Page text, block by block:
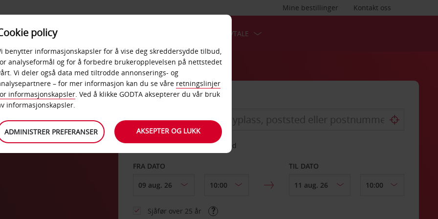
Kontakt oss
Mine bestillinger
PRODUKTER BEDRIFTSAVTALE
HENT FRA
Velg et annet leveringssted
FRA DATO TIL DATO
Sjåfør over 25 år
policy
benytter informasjonskapsler for å vise deg skreddersydde tilbud,
analyseformål og for å forbedre brukeropplevelsen på nettstedet
Vi deler også data med tiltrodde annonserings- og
– for mer informasjon kan du se våre retningslinjer
informasjonskapsler. Ved å klikke GODTA aksepterer du vår bruk
informasjonskapsler.
ADMINISTRER PREFERANSER AKSEPTER OG LUKK